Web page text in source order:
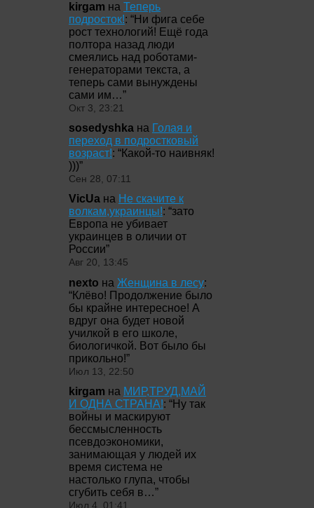
kirgam на Теперь
подросток!: “Ни фига себе
рост технологий! Ещё года
полтора назад люди
смеялись над роботами-
генераторами текста, а
теперь сами вынуждены
сами им…”
Окт 3, 23:21
sosedyshka на Голая и
переход в подростковый
возраст!: “Какой-то наивняк!
)))”
Сен 28, 07:11
VicUa на Не скачите к
волкам,украинцы!: “зато
Европа не убивает
украинцев в оличии от
России”
Авг 20, 13:45
nexto на Женщина в лесу:
“Клёво! Продолжение было
бы крайне интересное! А
вдруг она будет новой
училкой в его школе,
биологичкой. Вот было бы
прикольно!”
Июл 13, 22:50
kirgam на МИР,ТРУД,МАЙ
И ОДНА СТРАНА!: “Ну так
войны и маскируют
бессмысленность
псевдоэкономики,
занимающая у людей их
время система не
настолько глупа, чтобы
сгубить себя в…”
Июл 4, 01:41